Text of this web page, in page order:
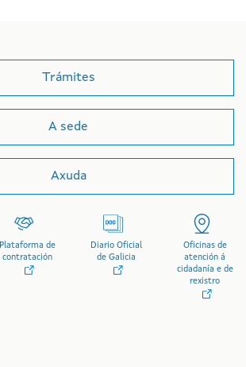
Trámites
A sede
Axuda
Plataforma de
contratación
Diario Oficial
de Galicia
Oficinas de
atención á
cidadanía e de
rexistro